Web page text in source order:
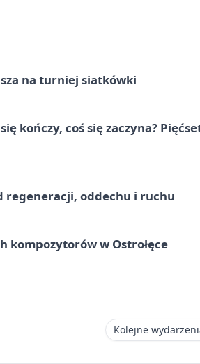
na turniej siatkówki
kończy, coś się zaczyna?
regeneracji, oddechu i ruchu
kompozytorów w Ostrołęce
Kolejne